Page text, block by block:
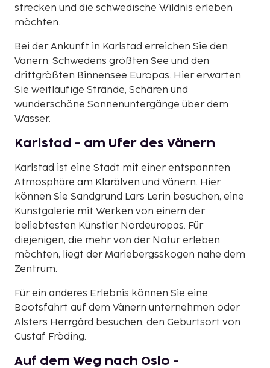
strecken und die schwedische Wildnis erleben
möchten.
Bei der Ankunft in Karlstad erreichen Sie den
Vänern, Schwedens größten See und den
drittgrößten Binnensee Europas. Hier erwarten
Sie weitläufige Strände, Schären und
wunderschöne Sonnenuntergänge über dem
Wasser.
Karlstad - am Ufer des Vänern
Karlstad ist eine Stadt mit einer entspannten
Atmosphäre am Klarälven und Vänern. Hier
können Sie Sandgrund Lars Lerin besuchen, eine
Kunstgalerie mit Werken von einem der
beliebtesten Künstler Nordeuropas. Für
diejenigen, die mehr von der Natur erleben
möchten, liegt der Mariebergsskogen nahe dem
Zentrum.
Für ein anderes Erlebnis können Sie eine
Bootsfahrt auf dem Vänern unternehmen oder
Alsters Herrgård besuchen, den Geburtsort von
Gustaf Fröding.
Auf dem Weg nach Oslo -